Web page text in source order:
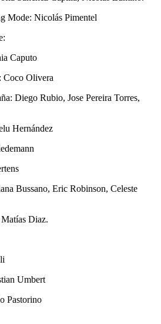
Mode: Nicolás Pimentel
Caputo
Coco Olivera
Diego Rubio, Jose Pereira Torres,
Hernández
Bussano, Eric Robinson, Celeste
Diaz.
Umbert
Pastorino